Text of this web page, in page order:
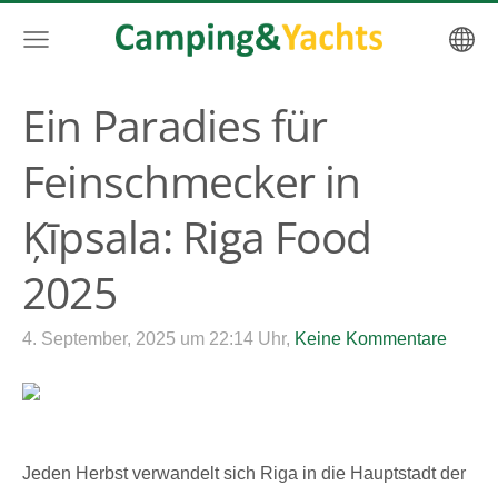
Ein Paradies für
Feinschmecker in
Ķīpsala: Riga Food
2025
4. September, 2025 um 22:14 Uhr, Keine Kommentare
Jeden Herbst verwandelt sich Riga in die Hauptstadt der